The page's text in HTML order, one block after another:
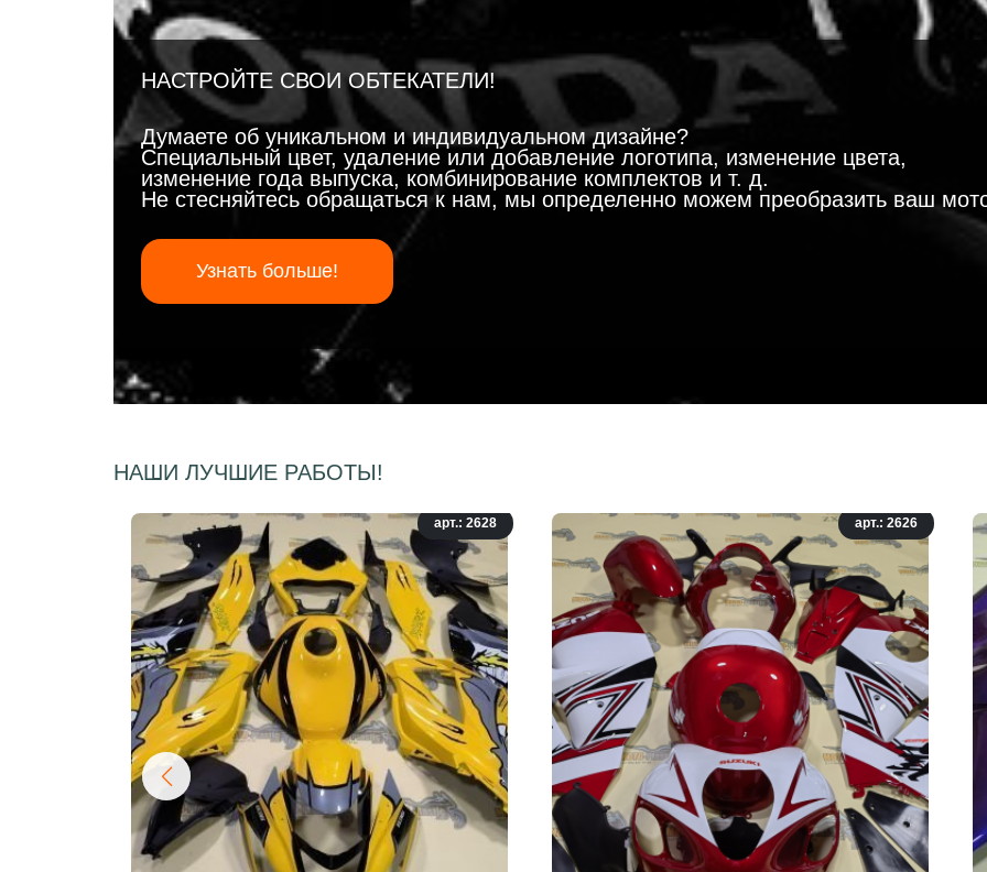
НАСТРОЙТЕ СВОИ ОБТЕКАТЕЛИ!
Думаете об уникальном и индивидуальном дизайне?
Специальный цвет, удаление или добавление логотипа, изменение цвета,
изменение года выпуска, комбинирование комплектов и т. д.
Не стесняйтесь обращаться к нам, мы определенно можем преобразить ваш
Узнать больше!
НАШИ ЛУЧШИЕ РАБОТЫ!
арт.: 2628 арт.: 2626